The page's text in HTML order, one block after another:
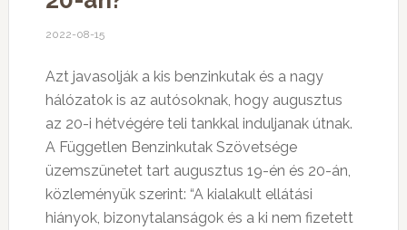
2022-08-15
Azt javasolják a kis benzinkutak és a nagy
hálózatok is az autósoknak, hogy augusztus
az 20-i hétvégére teli tankkal induljanak útnak.
A Független Benzinkutak Szövetsége
üzemszünetet tart augusztus 19-én és 20-án,
közleményük szerint: “A kialakult ellátási
hiányok, bizonytalanságok és a ki nem fizetett